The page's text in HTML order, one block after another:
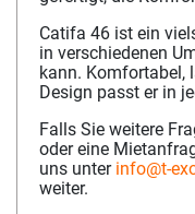
Catifa 46 ist ein
in verschiedenen
kann. Komfortabel,
Design passt er in
Falls Sie weitere
oder eine
uns unter info@t-
weiter.